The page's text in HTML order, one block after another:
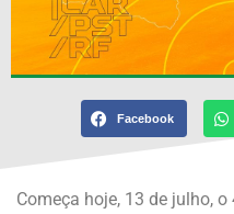
Facebook
Começa hoje, 13 de julho,